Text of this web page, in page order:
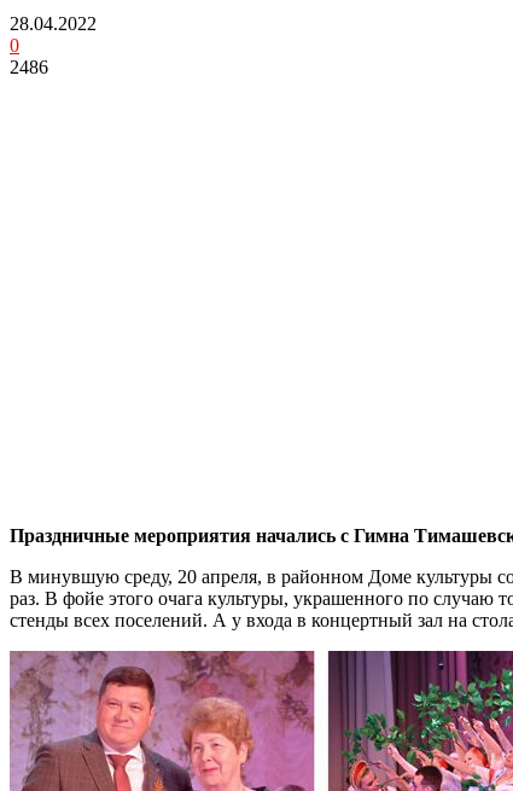
28.04.2022
0
2486
Праздничные мероприятия начались с Гимна
В минувшую среду, 20 апреля, в районном Доме культуры
раз. В фойе этого очага культуры, украшенного по случаю
стенды всех поселений. А у входа в концертный зал на